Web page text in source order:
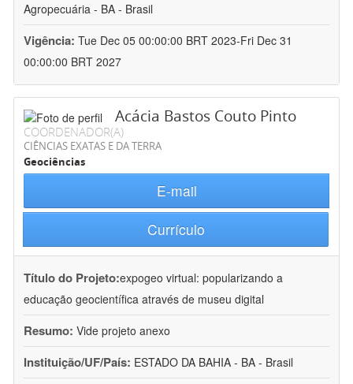
Agropecuária - BA - Brasil
Vigência: Tue Dec 05 00:00:00 BRT 2023-Fri Dec 31
00:00:00 BRT 2027
Acácia Bastos Couto Pinto
COORDENADOR(A)
CIÊNCIAS EXATAS E DA TERRA
Geociências
E-mail
Currículo
Título do Projeto:expogeo virtual: popularizando a
educação geocientífica através de museu digital
Resumo: Vide projeto anexo
Instituição/UF/País: ESTADO DA BAHIA - BA - Brasil